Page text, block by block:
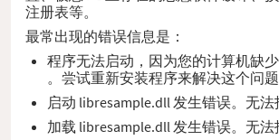
注册表等。
最常出现的错误信息是：
程序无法启动，因为您的计算机缺
。尝试重新安装程序来解决这个问题
启动 libresample.dll 发生错误。无
加载 libresample.dll 发生错误。无